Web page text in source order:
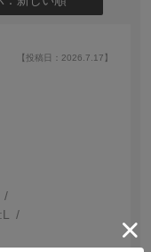
【投稿日：2026.7.17】
L